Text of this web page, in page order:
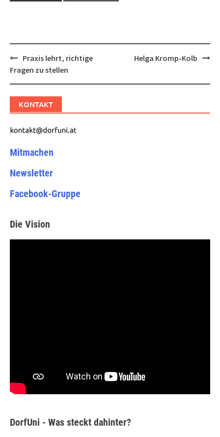
Post
navigation
Praxis lehrt, richtige
Fragen zu stellen
Helga Kromp-Kolb
KONTAKT
Mitmachen
Newsletter
Facebook-Gruppe
Die Vision
DorfUni - Was steckt dahinter?